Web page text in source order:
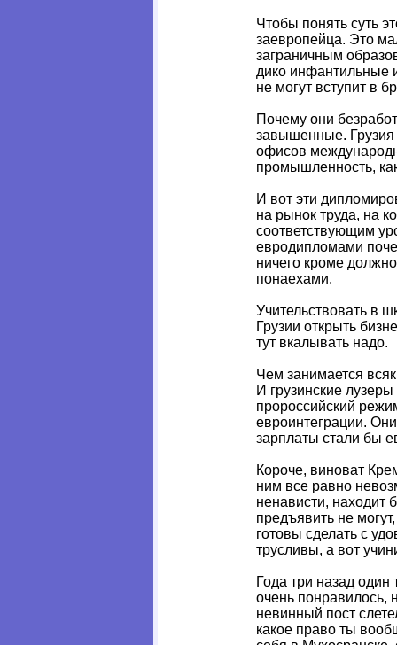
Чтобы понять суть
заевропейца. Это
заграничным
дико инфантильные
не могут вступит в
Почему они
завышенные. Грузия
офисов
промышленность,
И вот эти
на рынок труда, на
соответствующим
евродипломами
ничего кроме
понаехами.
Учительствовать в
Грузии открыть
тут вкалывать надо.
Чем занимается
И грузинские
пророссийский
евроинтеграции.
зарплаты стали бы
Короче, виноват
ним все равно
ненависти, находит
предъявить не
готовы сделать с
трусливы, а вот
Года три назад
очень понравилось,
невинный пост
какое право ты